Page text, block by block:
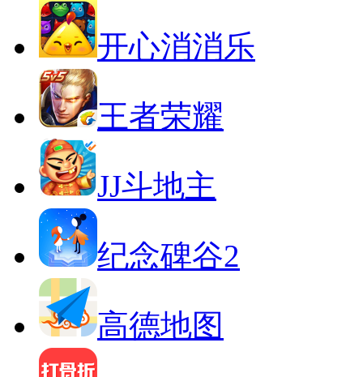
开心消消乐
王者荣耀
JJ斗地主
纪念碑谷2
高德地图